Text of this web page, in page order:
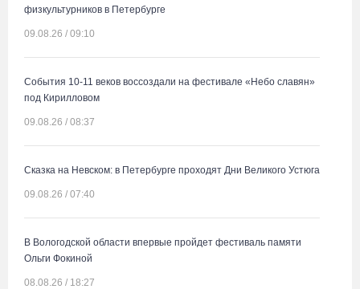
физкультурников в Петербурге
09.08.26 / 09:10
События 10-11 веков воссоздали на фестивале «Небо славян»
под Кирилловом
09.08.26 / 08:37
Сказка на Невском: в Петербурге проходят Дни Великого Устюга
09.08.26 / 07:40
В Вологодской области впервые пройдет фестиваль памяти
Ольги Фокиной
08.08.26 / 18:27